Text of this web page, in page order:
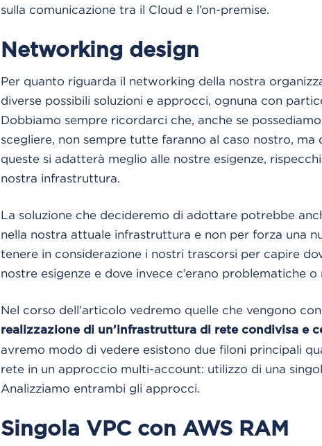
sulla comunicazione tra il Cloud e l’on-premise.
Networking design
Per quanto riguarda il networking della nostra
diverse possibili soluzioni e approcci, ognuna con
Dobbiamo sempre ricordarci che, anche se
scegliere, non sempre tutte faranno al caso nostro,
queste si adatterà meglio alle nostre esigenze,
nostra infrastruttura.
La soluzione che decideremo di adottare potrebbe
nella nostra attuale infrastruttura e non per forza una
tenere in considerazione i nostri trascorsi per capire
nostre esigenze e dove invece c’erano problematiche
Nel corso dell’articolo vedremo quelle che vengono
realizzazione di un’infrastruttura di rete condivisa e
avremo modo di vedere esistono due filoni principali
rete in un approccio multi-account: utilizzo di una
Analizziamo entrambi gli approcci.
Singola VPC con AWS RAM